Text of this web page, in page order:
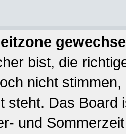
bist, die
nicht
steht. Das
und